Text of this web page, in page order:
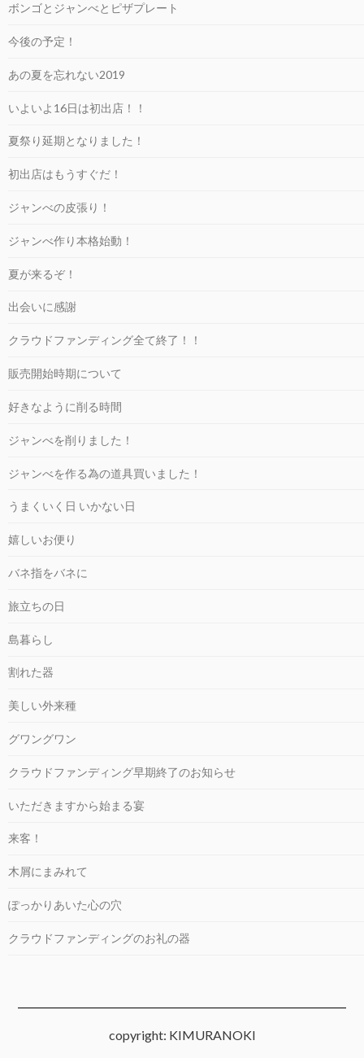
ボンゴとジャンべとピザプレート
今後の予定！
あの夏を忘れない2019
いよいよ16日は初出店！！
夏祭り延期となりました！
初出店はもうすぐだ！
ジャンべの皮張り！
ジャンべ作り本格始動！
夏が来るぞ！
出会いに感謝
クラウドファンディング全て終了！！
販売開始時期について
好きなように削る時間
ジャンべを削りました！
ジャンべを作る為の道具買いました！
うまくいく日 いかない日
嬉しいお便り
バネ指をバネに
旅立ちの日
島暮らし
割れた器
美しい外来種
グワングワン
クラウドファンディング早期終了のお知らせ
いただきますから始まる宴
来客！
木屑にまみれて
ぽっかりあいた心の穴
クラウドファンディングのお礼の器
copyright: KIMURANOKI